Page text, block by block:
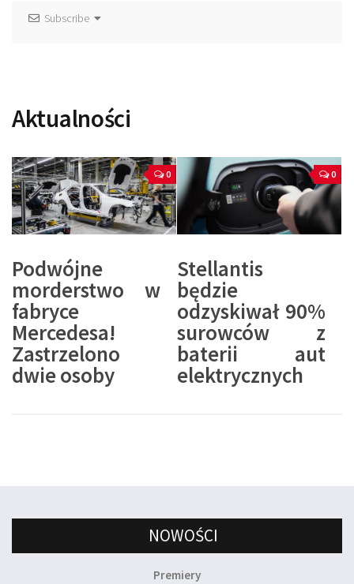
Subscribe
Aktualności
0
Podwójne
morderstwo w
fabryce
Mercedesa!
Zastrzelono
dwie osoby
0
Stellantis
będzie
odzyskiwał 90%
surowców z
baterii aut
elektrycznych
NOWOŚCI
Premiery